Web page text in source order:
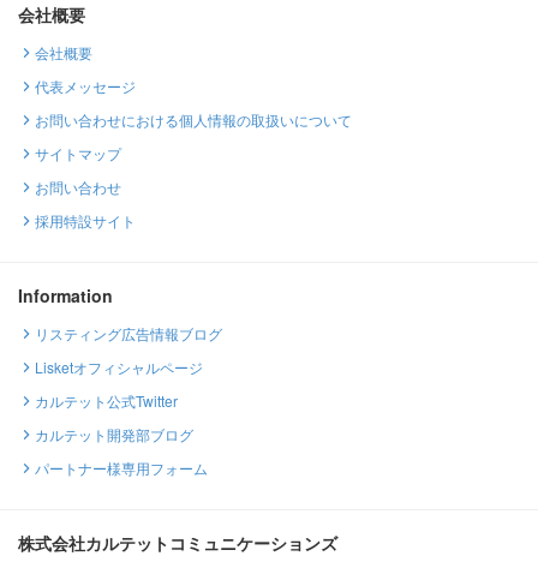
会社概要
会社概要
代表メッセージ
お問い合わせにおける個人情報の取扱いについて
サイトマップ
お問い合わせ
採用特設サイト
Information
リスティング広告情報ブログ
Lisketオフィシャルページ
カルテット公式Twitter
カルテット開発部ブログ
パートナー様専用フォーム
株式会社カルテットコミュニケーションズ